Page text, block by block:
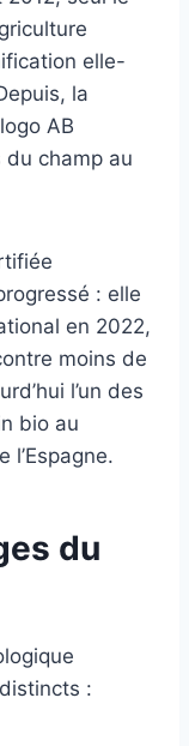
elle-
la
AB
champ au
: elle
en 2022,
moins de
l’un des
bio au
l’Espagne.
du
: